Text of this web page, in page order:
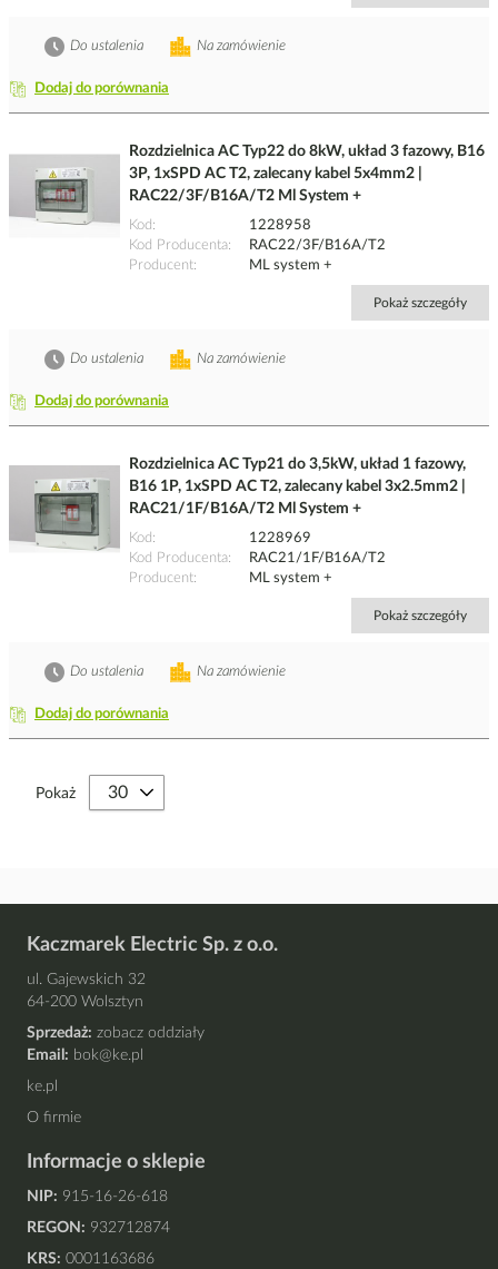
Dodaj do porównania
Na zamówienie
Do ustalenia
Rozdzielnica AC Typ22 do 8kW, układ 3 fazowy, B16
3P, 1xSPD AC T2, zalecany kabel 5x4mm2 |
RAC22/3F/B16A/T2 Ml System +
Kod
1228958
Kod Producenta
RAC22/3F/B16A/T2
Producent
ML system +
Pokaż szczegóły
Dodaj do porównania
Na zamówienie
Do ustalenia
Rozdzielnica AC Typ21 do 3,5kW, układ 1 fazowy,
B16 1P, 1xSPD AC T2, zalecany kabel 3x2.5mm2 |
RAC21/1F/B16A/T2 Ml System +
Kod
1228969
Kod Producenta
RAC21/1F/B16A/T2
Producent
ML system +
Pokaż szczegóły
Dodaj do porównania
Na zamówienie
Do ustalenia
Pokaż
Kaczmarek Electric Sp. z o.o.
ul. Gajewskich 32
64-200 Wolsztyn
Sprzedaż: zobacz oddziały
Email: bok@ke.pl
ke.pl
O firmie
Informacje o sklepie
NIP: 915-16-26-618
REGON: 932712874
KRS: 0001163686